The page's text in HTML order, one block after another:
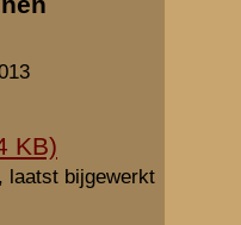
Op 16 mei 1940
roggeakker, gelegen